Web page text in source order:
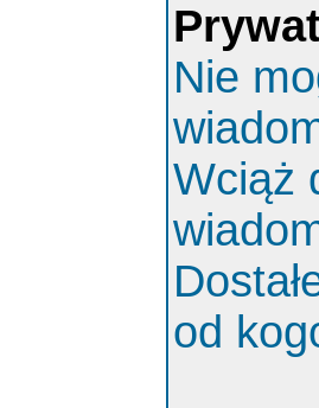
Nie
Wciąż
od